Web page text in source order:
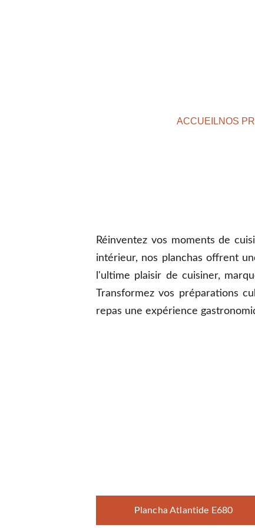
ACCUEILNOS
Réinventez vos moments de
intérieur, nos planchas offrent
l'ultime plaisir de cuisiner,
Transformez vos préparations
repas une expérience
Plancha Atlantide E680